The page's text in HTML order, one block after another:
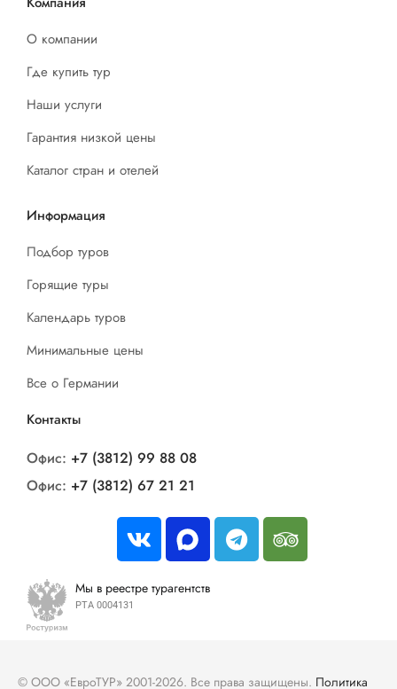
О компании
Где купить тур
Наши услуги
Гарантия низкой цены
Каталог стран и отелей
Информация
Подбор туров
Горящие туры
Календарь туров
Минимальные цены
Все о Германии
Контакты
Офис: +7 (3812) 99 88 08
Офис: +7 (3812) 67 21 21
Мы в реестре турагентств
РТА 0004131
© ООО «ЕвроТУР» 2001-2026. Все права защищены. Политика